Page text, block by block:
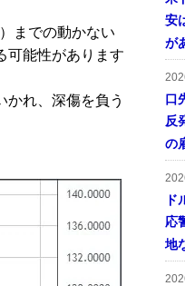
までの動かない
可能性があります
れ、深傷を負う
安
が
口
反
の
ド
応
地